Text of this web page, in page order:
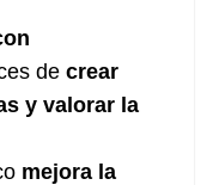
de crear
y valorar la
mejora la